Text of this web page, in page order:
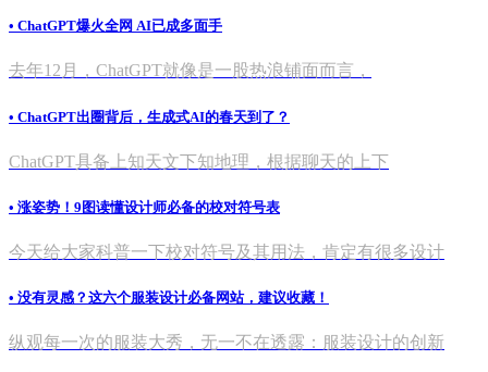
• ChatGPT爆火全网 AI已成多面手
去年12月，ChatGPT就像是一股热浪铺面而言，
• ChatGPT出圈背后，生成式AI的春天到了？
ChatGPT具备上知天文下知地理，根据聊天的上下
• 涨姿势！9图读懂设计师必备的校对符号表
今天给大家科普一下校对符号及其用法，肯定有很多设计
• 没有灵感？这六个服装设计必备网站，建议收藏！
纵观每一次的服装大秀，无一不在透露：服装设计的创新